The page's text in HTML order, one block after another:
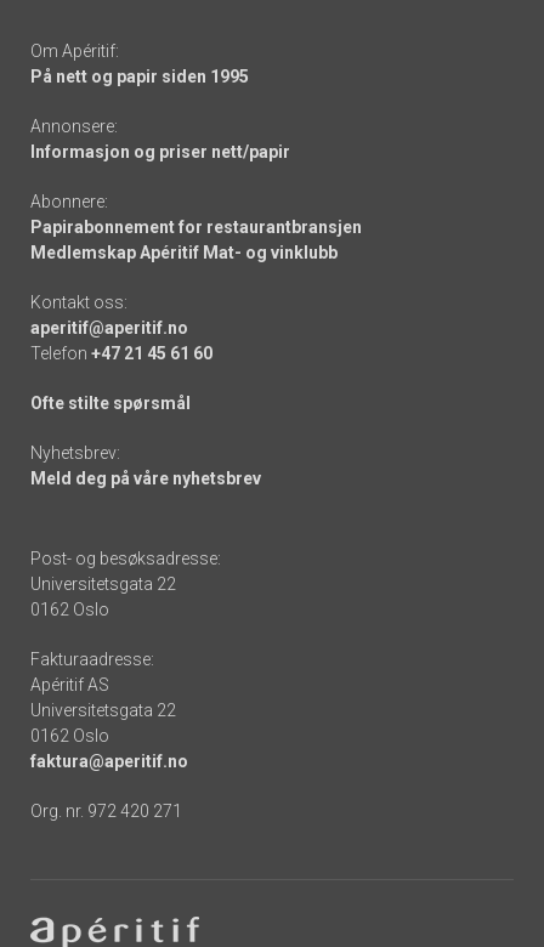
Om Apéritif:
På nett og papir siden 1995
Annonsere:
Informasjon og priser nett/papir
Abonnere:
Papirabonnement for restaurantbransjen
Medlemskap Apéritif Mat- og vinklubb
Kontakt oss:
aperitif@aperitif.no
Telefon +47 21 45 61 60
Ofte stilte spørsmål
Nyhetsbrev:
Meld deg på våre nyhetsbrev
Post- og besøksadresse:
Universitetsgata 22
0162 Oslo
Fakturaadresse:
Apéritif AS
Universitetsgata 22
0162 Oslo
faktura@aperitif.no
Org. nr. 972 420 271